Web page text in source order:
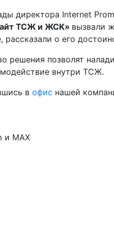
директора Internet
ТСЖ и ЖСК» вызвали
о его
решения позволят
внутри ТСЖ.
в офис нашей
и MAX